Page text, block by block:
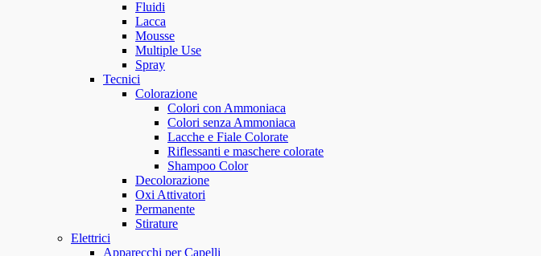
Fluidi
Lacca
Mousse
Multiple Use
Spray
Tecnici
Colorazione
Colori con Ammoniaca
Colori senza Ammoniaca
Lacche e Fiale Colorate
Riflessanti e maschere colorate
Shampoo Color
Decolorazione
Oxi Attivatori
Permanente
Stirature
Elettrici
Apparecchi per Capelli